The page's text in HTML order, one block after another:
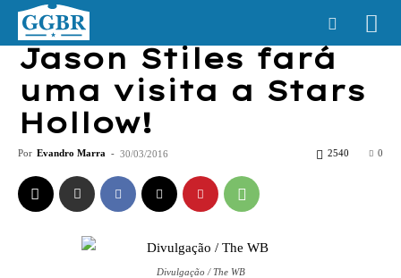
Jason Stiles fará
uma visita a Stars
Hollow!
Por Evandro Marra - 30/03/2016 0
2540
Divulgação / The WB